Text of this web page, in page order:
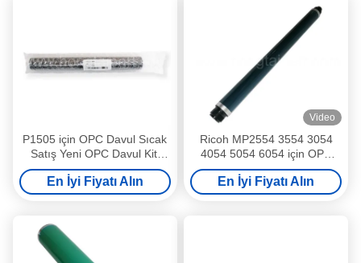
P1505 için OPC Davul Sıcak
Satış Yeni OPC Davul Kiti
Uzun Ömürlü ve Yüksek
Kaliteli Ofis Kırtasiye Var
En İyi Fiyatı Alın
Video
Ricoh MP2554 3554 3054
4054 5054 6054 için OPC
Davul Sıcak Satış Yeni OPC
Davul Kiti Davul Ünitesi
Yüksek Kalite ve Samur Var
En İyi Fiyatı Alın